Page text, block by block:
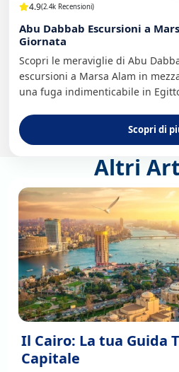
4.9(2.4k Recensioni)
Abu Dabbab Escursioni a
Giornata
Scopri le meraviglie di Abu
escursioni a Marsa Alam in
una fuga indimenticabile in
Scopri di
Altri
Il Cairo: La tua Guida
Capitale